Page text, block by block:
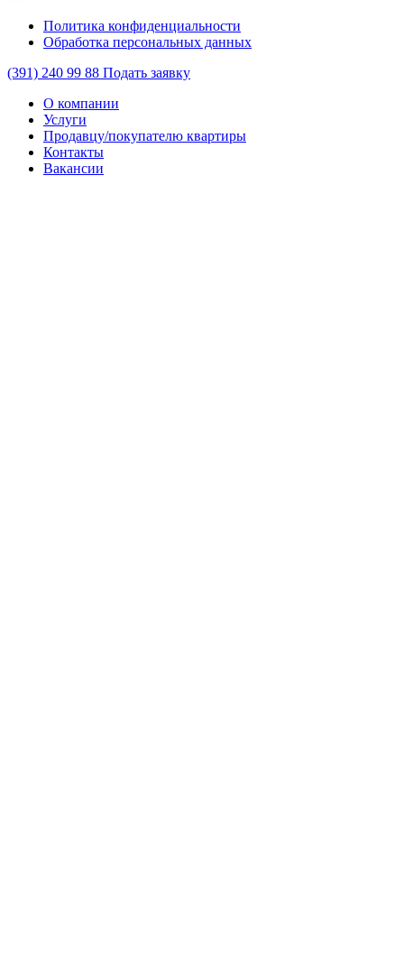
Политика конфиденциальности
Обработка персональных данных
(391) 240 99 88 Подать заявку
О компании
Услуги
Продавцу/покупателю квартиры
Контакты
Вакансии